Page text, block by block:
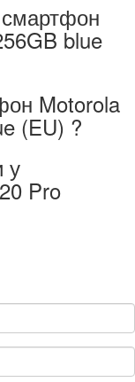
blue
Motorola
(EU) ?
у
Pro